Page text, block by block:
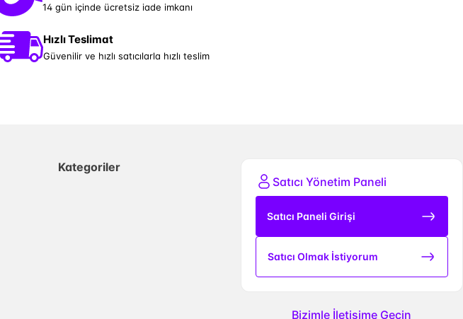
14 gün içinde ücretsiz iade imkanı
Hızlı Teslimat
Güvenilir ve hızlı satıcılarla hızlı teslim
Kategoriler
Satıcı Yönetim Paneli
Satıcı Paneli Girişi
Satıcı Olmak İstiyorum
Bizimle İletişime Geçin